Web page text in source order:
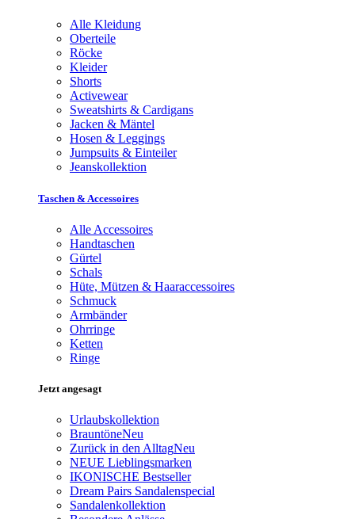
Alle Kleidung
Oberteile
Röcke
Kleider
Shorts
Activewear
Sweatshirts & Cardigans
Jacken & Mäntel
Hosen & Leggings
Jumpsuits & Einteiler
Jeanskollektion
Taschen & Accessoires
Alle Accessoires
Handtaschen
Gürtel
Schals
Hüte, Mützen & Haaraccessoires
Schmuck
Armbänder
Ohrringe
Ketten
Ringe
Jetzt angesagt
Urlaubskollektion
BrauntöneNeu
Zurück in den AlltagNeu
NEUE Lieblingsmarken
IKONISCHE Bestseller
Dream Pairs Sandalenspecial
Sandalenkollektion